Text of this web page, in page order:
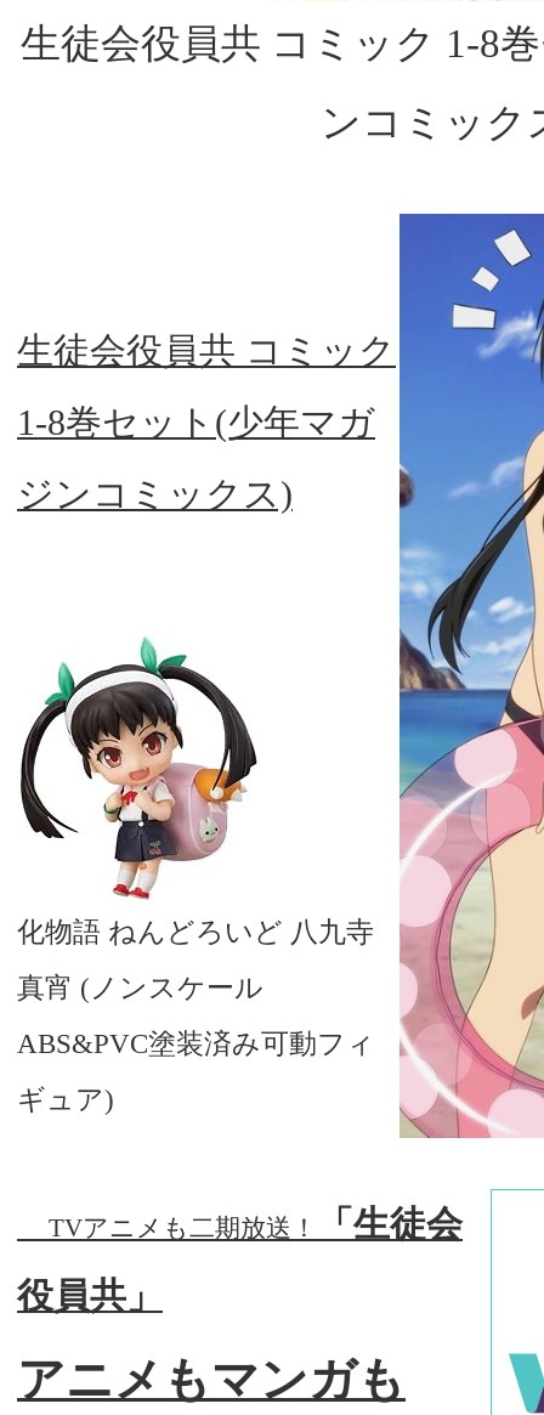
生徒会役員共 コミック 1-8
ンコミック
生徒会役員共 コミック
1-8巻セット(少年マガ
ジンコミックス)
化物語 ねんどろいど 八九寺
真宵 (ノンスケール
ABS&PVC塗装済み可動フィ
ギュア)
TVアニメも二期放送！
「生徒会
役員共」
アニメもマンガも